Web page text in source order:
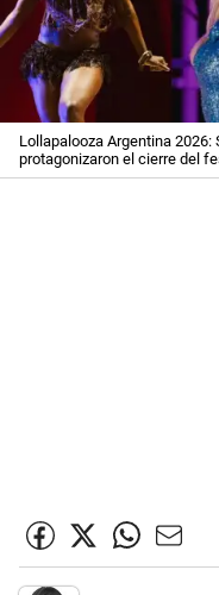
Lollapalooza Argentina
protagonizaron el cierre del